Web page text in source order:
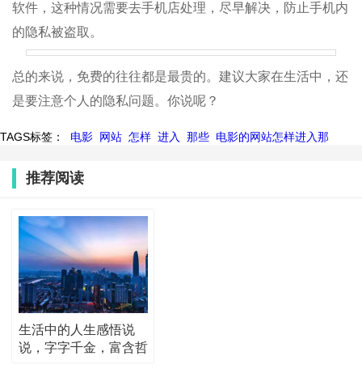
软件，这种情况需要去手机店处理，尽早解决，防止手机内
的隐私被盗取。
总的来说，免费的往往都是最贵的。建议大家在生活中，还
是要注意个人的隐私问题。你说呢？
TAGS标签： 电影 网站 怎样 进入 那些 电影的网站怎样进入那
推荐阅读
生活中的人生感悟说
说，字字千金，富含哲